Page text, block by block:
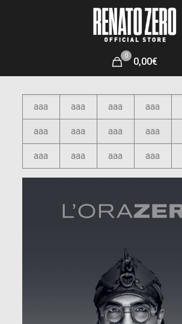
0
0,00€
aaa aaa aaa aaa
aaa aaa aaa aaa
aaa aaa aaa aaa